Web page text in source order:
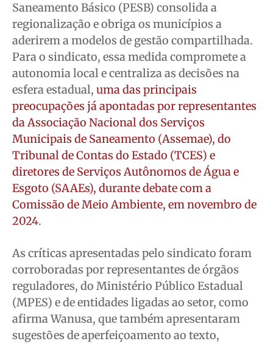
Saneamento Básico (PESB) consolida a
regionalização e obriga os municípios a
aderirem a modelos de gestão compartilhada.
Para o sindicato, essa medida compromete a
autonomia local e centraliza as decisões na
esfera estadual, uma das principais
preocupações já apontadas por representantes
da Associação Nacional dos Serviços
Municipais de Saneamento (Assemae), do
Tribunal de Contas do Estado (TCES) e
diretores de Serviços Autônomos de Água e
Esgoto (SAAEs), durante debate com a
Comissão de Meio Ambiente, em novembro de
2024.
As críticas apresentadas pelo sindicato foram
corroboradas por representantes de órgãos
reguladores, do Ministério Público Estadual
(MPES) e de entidades ligadas ao setor, como
afirma Wanusa, que também apresentaram
sugestões de aperfeiçoamento ao texto,